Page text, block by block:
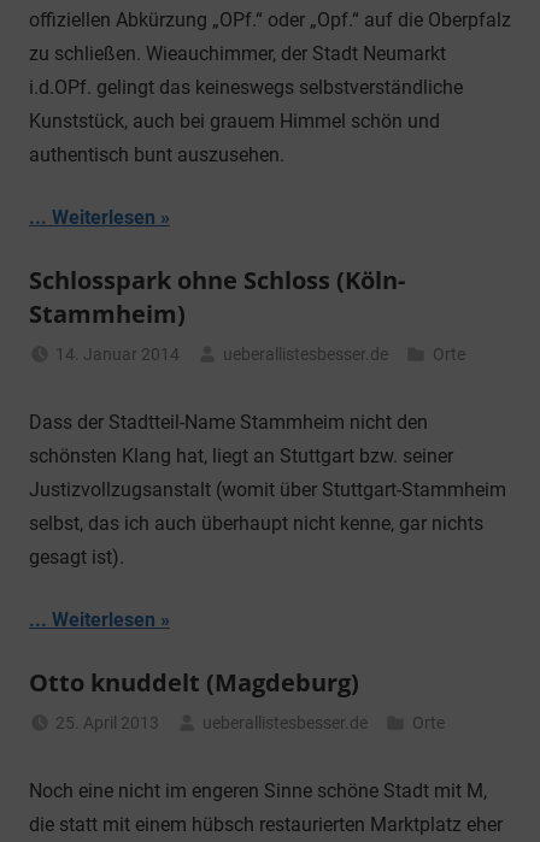
offiziellen Abkürzung „OPf.“ oder „Opf.“ auf die Oberpfalz
zu schließen. Wieauchimmer, der Stadt Neumarkt
i.d.OPf. gelingt das keineswegs selbstverständliche
Kunststück, auch bei grauem Himmel schön und
authentisch bunt auszusehen.
... Weiterlesen
Schlosspark ohne Schloss (Köln-
Stammheim)
14. Januar 2014 ueberallistesbesser.de Orte
Dass der Stadtteil-Name Stammheim nicht den
schönsten Klang hat, liegt an Stuttgart bzw. seiner
Justizvollzugsanstalt (womit über Stuttgart-Stammheim
selbst, das ich auch überhaupt nicht kenne, gar nichts
gesagt ist).
... Weiterlesen
Otto knuddelt (Magdeburg)
25. April 2013 ueberallistesbesser.de Orte
Noch eine nicht im engeren Sinne schöne Stadt mit M,
die statt mit einem hübsch restaurierten Marktplatz eher